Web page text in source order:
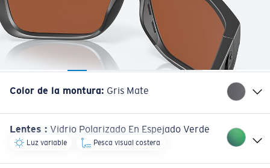
Color de la montura: Gris Mate
Lentes : Vidrio Polarizado En Espejado Verde
Luz variable Pesca visual costera